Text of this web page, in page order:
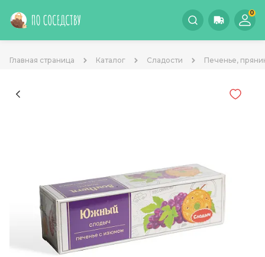
0
Главная страница Каталог Сладости Печенье,